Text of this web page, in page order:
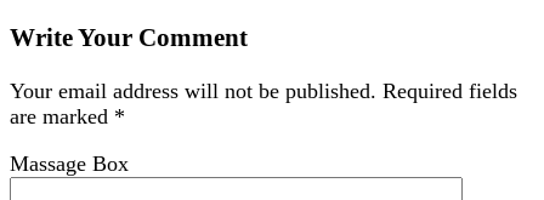
Write Your Comment
Your email address will not be published. Required fields
are marked *
Massage Box